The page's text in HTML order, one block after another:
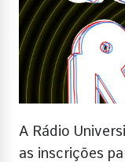
A Rádio
as inscrições